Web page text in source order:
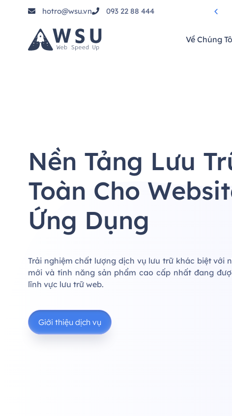
hotro@wsu.vn
093 22 88 444
Về Chúng
Nền Tảng Lưu
Toàn Cho
Ứng Dụng
Trải nghiệm chất lượng dịch vụ lưu trữ khác biệt với
mới và tính năng sản phẩm cao cấp nhất đang
lĩnh vực lưu trữ web.
Giới thiệu dịch vụ